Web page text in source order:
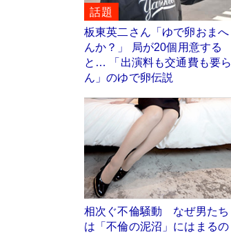
話題
板東英二さん「ゆで卵おまへ
んか？」 局が20個用意する
と… 「出演料も交通費も要ら
ん」のゆで卵伝説
相次ぐ不倫騒動 なぜ男たち
は「不倫の泥沼」にはまるの